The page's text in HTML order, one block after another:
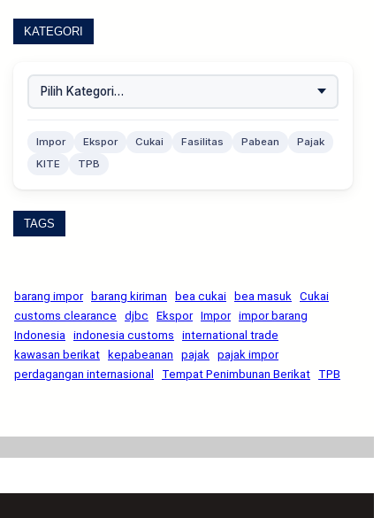
KATEGORI
Impor Ekspor Cukai Fasilitas Pabean
Pajak
KITE
TPB
TAGS
barang impor barang kiriman bea cukai bea masuk
Cukai
customs clearance
djbc Ekspor Impor impor barang
Indonesia
indonesia customs
international trade
kawasan berikat kepabeanan pajak
pajak impor
perdagangan internasional
Tempat Penimbunan Berikat TPB